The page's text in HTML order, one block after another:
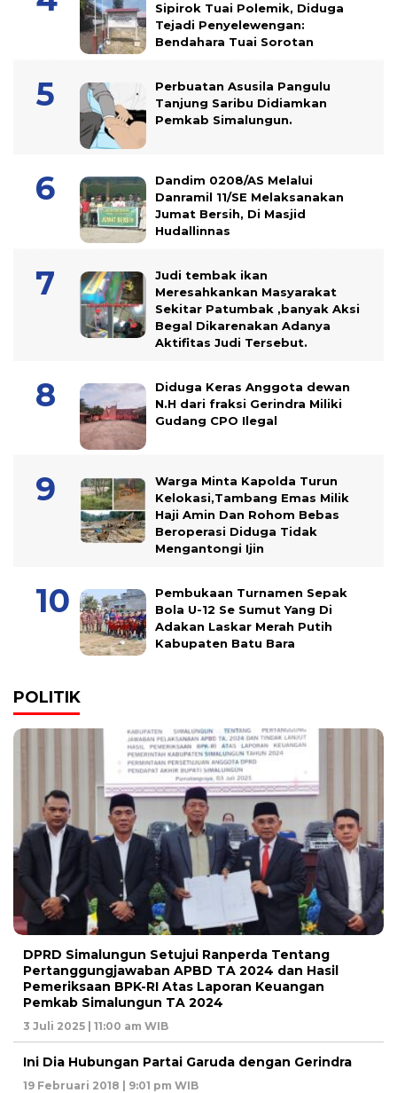
Sipirok Tuai Polemik, Diduga
Tejadi Penyelewengan:
Bendahara Tuai Sorotan
Perbuatan Asusila Pangulu
Tanjung Saribu Didiamkan
Pemkab Simalungun.
Dandim 0208/AS Melalui
Danramil 11/SE Melaksanakan
Jumat Bersih, Di Masjid
Hudallinnas
Judi tembak ikan
Meresahkankan Masyarakat
Sekitar Patumbak ,banyak Aksi
Begal Dikarenakan Adanya
Aktifitas Judi Tersebut.
Diduga Keras Anggota dewan
N.H dari fraksi Gerindra Miliki
Gudang CPO Ilegal
Warga Minta Kapolda Turun
Kelokasi,Tambang Emas Milik
Haji Amin Dan Rohom Bebas
Beroperasi Diduga Tidak
Mengantongi Ijin
Pembukaan Turnamen Sepak
Bola U-12 Se Sumut Yang Di
Adakan Laskar Merah Putih
Kabupaten Batu Bara
POLITIK
DPRD Simalungun Setujui Ranperda Tentang
Pertanggungjawaban APBD TA 2024 dan Hasil
Pemeriksaan BPK-RI Atas Laporan Keuangan
Pemkab Simalungun TA 2024
3 Juli 2025 | 11:00 am WIB
Ini Dia Hubungan Partai Garuda dengan Gerindra
19 Februari 2018 | 9:01 pm WIB